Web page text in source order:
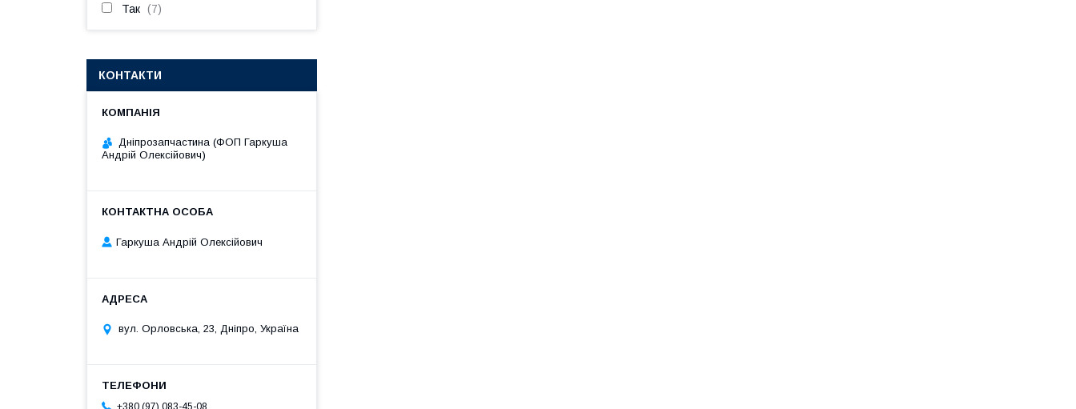
Так 7
КОНТАКТИ
Дніпрозапчастина (ФОП Гаркуша
Андрій Олексійович)
Гаркуша Андрій Олексійович
вул. Орловська, 23, Дніпро, Україна